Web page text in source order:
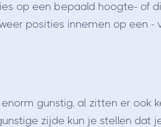
op een bepaald hoogte- of
posities innemen op een -
gunstig, al zitten er ook
zijde kun je stellen dat